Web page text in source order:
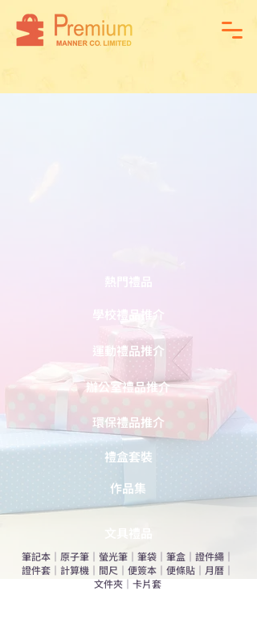
熱門禮品
學校禮品推介
運動禮品推介
辦公室禮品推介
環保禮品推介
禮盒套裝
作品集
​文具禮品
筆記本 ｜ 原子筆 ｜ 螢光筆 ｜ 筆袋 ｜ 筆盒 ｜ 證件繩 ｜
證件套 ｜ 計算機 ｜ 間尺 ｜ 便簽本 ｜ 便條貼 ｜ 月曆 ｜
文件夾 ｜ 卡片套